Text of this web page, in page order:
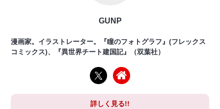
GUNP
漫画家。イラストレーター。『瞳のフォトグラフ』(フレックス
コミックス)、『異世界チート建国記』（双葉社）
詳しく見る!!